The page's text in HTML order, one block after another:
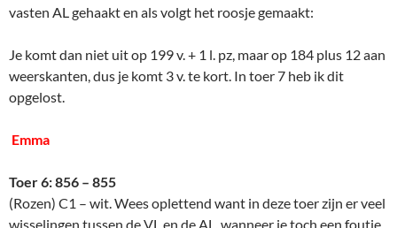
vasten AL gehaakt en als volgt het roosje gemaakt:
Je komt dan niet uit op 199 v. + 1 l. pz, maar op 184 plus 12 aan
weerskanten, dus je komt 3 v. te kort. In toer 7 heb ik dit
opgelost.
Emma
Toer 6: 856 – 855
(Rozen) C1 – wit. Wees oplettend want in deze toer zijn er veel
wisselingen tussen de VL en de AL, wanneer je toch een foutje